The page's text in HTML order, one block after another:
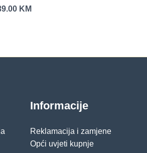
AMAnalogno podešavanje
KM
Informacije
Reklamacija i zamjene
Opći uvjeti kupnje